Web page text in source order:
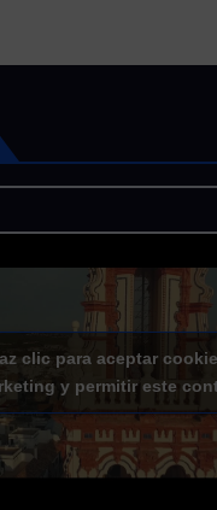
clic para aceptar
y permitir este